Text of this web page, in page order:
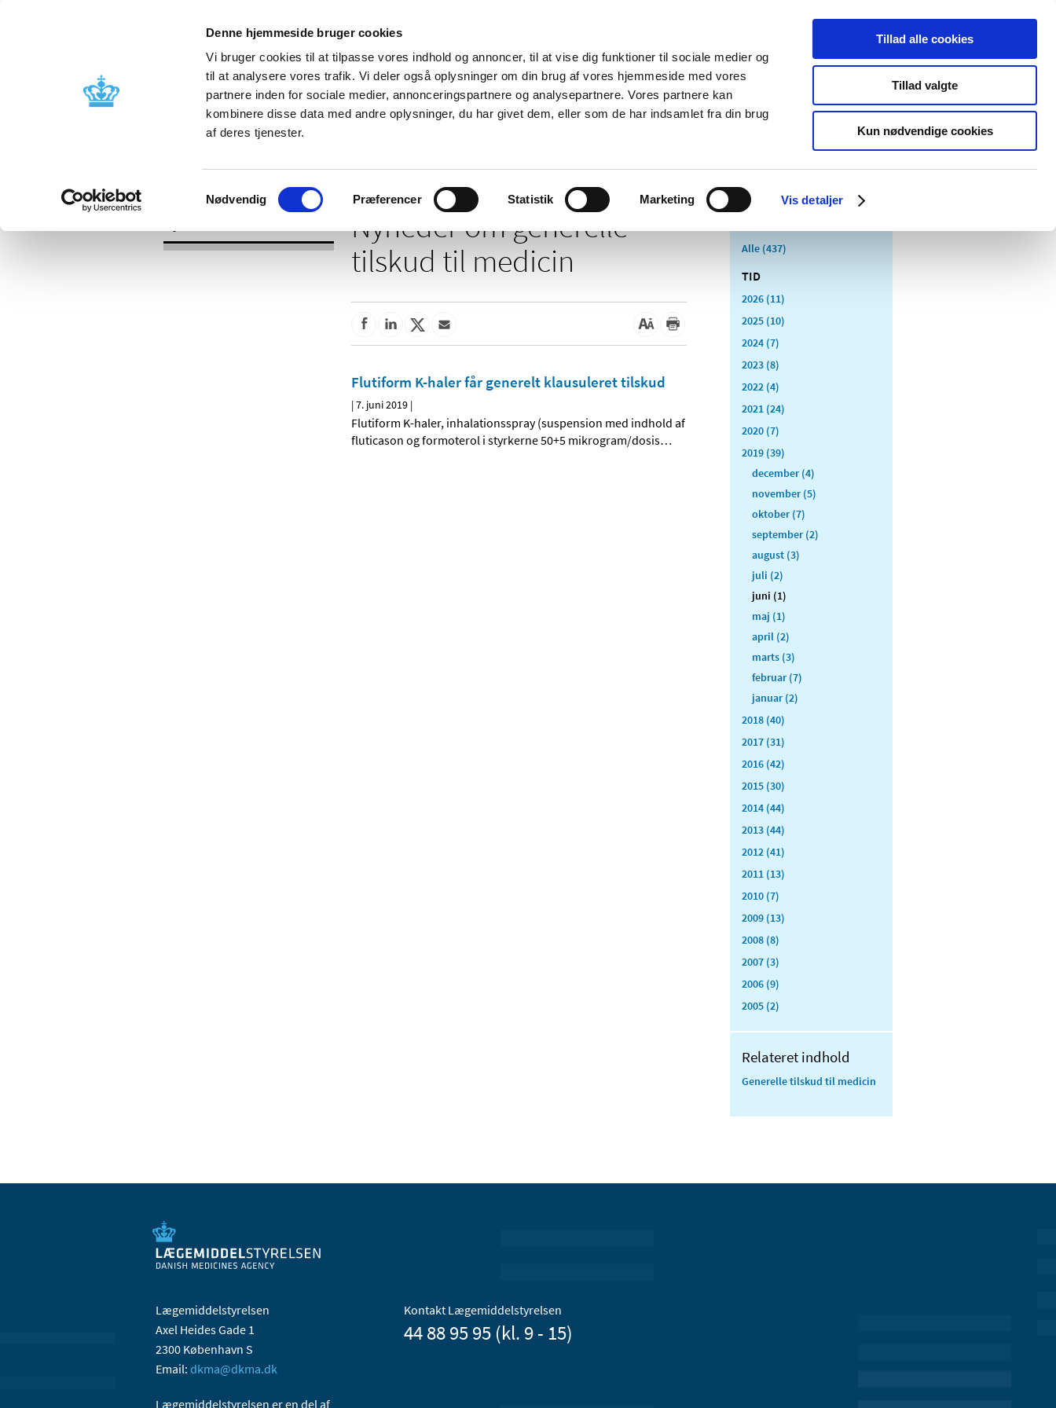
Denne hjemmeside bruger cookies
Vi bruger cookies til at tilpasse vores indhold og annoncer, til at vise dig funktioner til sociale medier og
til at analysere vores trafik. Vi deler også oplysninger om din brug af vores hjemmeside med vores
partnere inden for sociale medier, annonceringspartnere og analysepartnere. Vores partnere kan
kombinere disse data med andre oplysninger, du har givet dem, eller som de har indsamlet fra din brug
af deres tjenester.
Samtykkevalg
Nødvendig Præferencer Statistik Marketing Vis detaljer
Tillad alle cookies
Tillad valgte
Kun nødvendige cookies
Nyheder Om os Kontakt Udgivelser
Godkendelse og
Bivirkninger og
produktinformation
Tilskud og
Apoteker og salg af
Medicinsk
Særlige
produktområder
Nyheder om generelle
tilskud til medicin
Flutiform K-haler får generelt klausuleret tilskud
|7. juni 2019 |
Flutiform K-haler, inhalationsspray (suspension med indhold af
fluticason og formoterol i styrkerne 50+5 mikrogram/dosis…
Alle (437)
TID
2026 (11)
2025 (10)
2024 (7)
2023 (8)
2022 (4)
2021 (24)
2020 (7)
2019 (39)
december (4)
november (5)
oktober (7)
september (2)
august (3)
juli (2)
juni (1)
maj (1)
april (2)
marts (3)
februar (7)
januar (2)
2018 (40)
2017 (31)
2016 (42)
2015 (30)
2014 (44)
2013 (44)
2012 (41)
2011 (13)
2010 (7)
2009 (13)
2008 (8)
2007 (3)
2006 (9)
2005 (2)
Relateret indhold
Generelle tilskud til medicin
Lægemiddelstyrelsen
Axel Heides Gade 1
2300 København S
Email: dkma@dkma.dk
Lægemiddelstyrelsen er en del af
Kontakt Lægemiddelstyrelsen
44 88 95 95 (kl. 9 - 15)